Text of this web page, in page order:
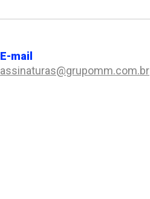
E-mail
assinaturas@grupomm.com.br